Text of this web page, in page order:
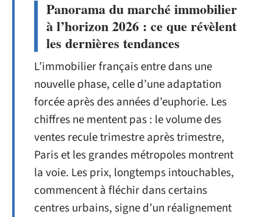
Panorama du marché immobilier
à l’horizon 2026 : ce que révèlent
les dernières tendances
L’immobilier français entre dans une
nouvelle phase, celle d’une adaptation
forcée après des années d’euphorie. Les
chiffres ne mentent pas : le volume des
ventes recule trimestre après trimestre,
Paris et les grandes métropoles montrent
la voie. Les prix, longtemps intouchables,
commencent à fléchir dans certains
centres urbains, signe d’un réalignement